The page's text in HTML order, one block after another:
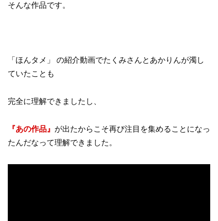
そんな作品です。
「ほんタメ」 の紹介動画でたくみさんとあかりんが濁し
ていたことも
完全に理解できましたし、
『あの作品』 が出たからこそ再び注目を集めることになっ
たんだなって理解できました。